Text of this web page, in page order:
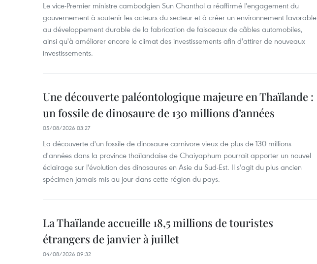
Le vice-Premier ministre cambodgien Sun Chanthol a réaffirmé l'engagement du
gouvernement à soutenir les acteurs du secteur et à créer un environnement favorable
au développement durable de la fabrication de faisceaux de câbles automobiles,
ainsi qu'à améliorer encore le climat des investissements afin d'attirer de nouveaux
investissements.
Une découverte paléontologique majeure en Thaïlande :
un fossile de dinosaure de 130 millions d’années
05/08/2026 03:27
La découverte d'un fossile de dinosaure carnivore vieux de plus de 130 millions
d'années dans la province thaïlandaise de Chaiyaphum pourrait apporter un nouvel
éclairage sur l'évolution des dinosaures en Asie du Sud-Est. Il s'agit du plus ancien
spécimen jamais mis au jour dans cette région du pays.
La Thaïlande accueille 18,5 millions de touristes
étrangers de janvier à juillet
04/08/2026 09:32